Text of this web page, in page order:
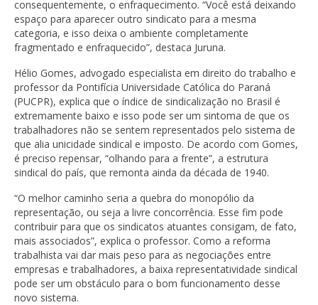
consequentemente, o enfraquecimento. “Você está deixando
espaço para aparecer outro sindicato para a mesma
categoria, e isso deixa o ambiente completamente
fragmentado e enfraquecido”, destaca Juruna.
Hélio Gomes, advogado especialista em direito do trabalho e
professor da Pontifícia Universidade Católica do Paraná
(PUCPR), explica que o índice de sindicalização no Brasil é
extremamente baixo e isso pode ser um sintoma de que os
trabalhadores não se sentem representados pelo sistema de
que alia unicidade sindical e imposto. De acordo com Gomes,
é preciso repensar, “olhando para a frente”, a estrutura
sindical do país, que remonta ainda da década de 1940.
“O melhor caminho seria a quebra do monopólio da
representação, ou seja a livre concorrência. Esse fim pode
contribuir para que os sindicatos atuantes consigam, de fato,
mais associados”, explica o professor. Como a reforma
trabalhista vai dar mais peso para as negociações entre
empresas e trabalhadores, a baixa representatividade sindical
pode ser um obstáculo para o bom funcionamento desse
novo sistema.